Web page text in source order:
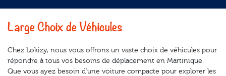
Large Choix de Véhicules
Chez Lokizy, nous vous offrons un vaste choix de véhicules pour
répondre à tous vos besoins de déplacement en Martinique.
Que vous ayez besoin d'une voiture compacte pour explorer les